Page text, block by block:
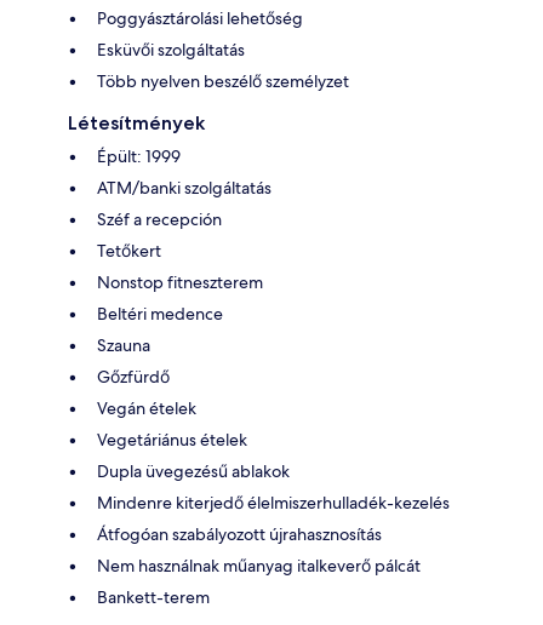
Poggyásztárolási lehetőség
Esküvői szolgáltatás
Több nyelven beszélő személyzet
Létesítmények
Épült: 1999
ATM/banki szolgáltatás
Széf a recepción
Tetőkert
Nonstop fitneszterem
Beltéri medence
Szauna
Gőzfürdő
Vegán ételek
Vegetáriánus ételek
Dupla üvegezésű ablakok
Mindenre kiterjedő élelmiszerhulladék-kezelés
Átfogóan szabályozott újrahasznosítás
Nem használnak műanyag italkeverő pálcát
Bankett-terem